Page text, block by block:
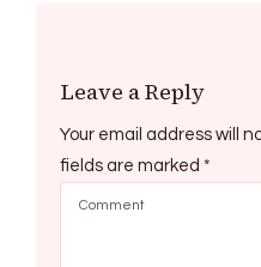
Leave a Reply
Your email address will
fields are marked *